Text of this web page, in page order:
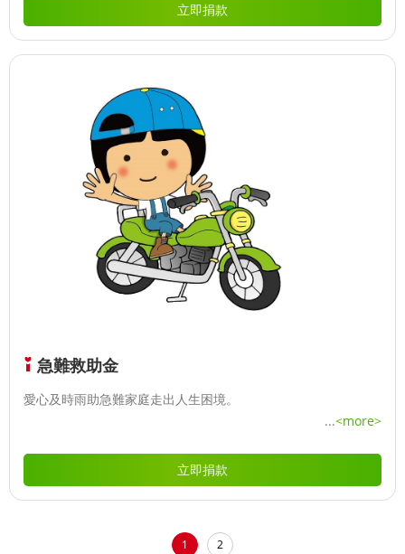
立即捐款
急難救助金
愛心及時雨助急難家庭走出人生困境。
...<more>
立即捐款
1 2